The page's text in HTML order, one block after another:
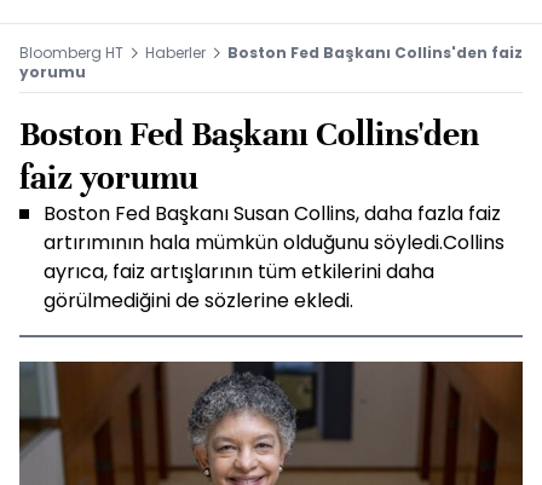
Bloomberg HT Haberler
Boston Fed Başkanı Collins'den faiz
yorumu
Boston Fed Başkanı Collins'den
faiz yorumu
Boston Fed Başkanı Susan Collins, daha fazla faiz
artırımının hala mümkün olduğunu söyledi.Collins
ayrıca, faiz artışlarının tüm etkilerini daha
görülmediğini de sözlerine ekledi.